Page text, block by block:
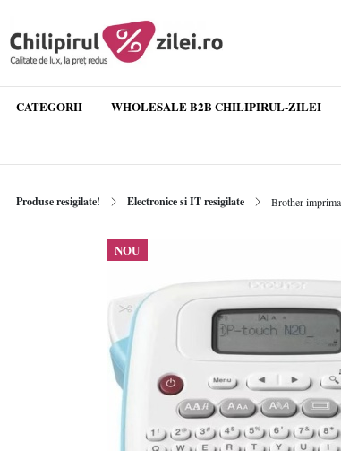
CATEGORII WHOLESALE B2B CHILIPIRUL-ZILEI
Produse resigilate! Electronice si IT resigilate Brother
NOU